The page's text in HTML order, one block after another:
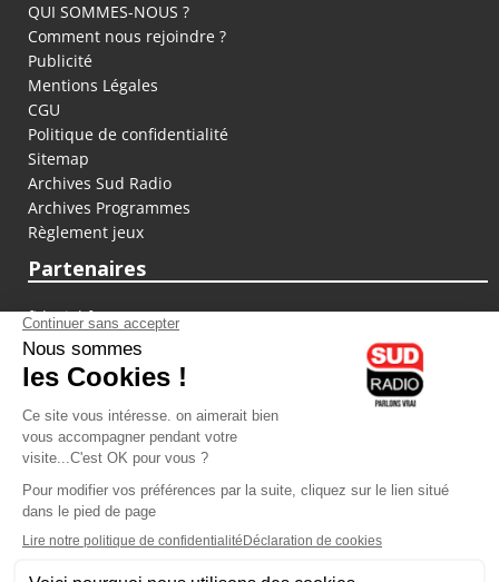
QUI SOMMES-NOUS ?
Comment nous rejoindre ?
Publicité
Mentions Légales
CGU
Politique de confidentialité
Sitemap
Archives Sud Radio
Archives Programmes
Règlement jeux
Partenaires
fiducial.fr
lyoncapitale.fr
olympique-et-lyonnais.com
L'application Iphone / Android
Téléchargez l'application
Les cookies
Gestion des cookies